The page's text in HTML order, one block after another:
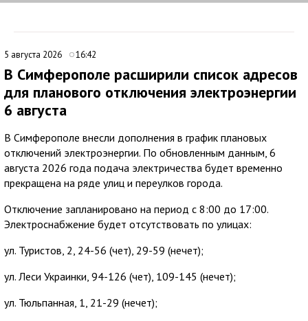
5 августа 2026 16:42
В Симферополе расширили список адресов
для планового отключения электроэнергии
6 августа
В Симферополе внесли дополнения в график плановых
отключений электроэнергии. По обновленным данным, 6
августа 2026 года подача электричества будет временно
прекращена на ряде улиц и переулков города.
Отключение запланировано на период с 8:00 до 17:00.
Электроснабжение будет отсутствовать по улицах:
ул. Туристов, 2, 24-56 (чет), 29-59 (нечет);
ул. Леси Украинки, 94-126 (чет), 109-145 (нечет);
ул. Тюльпанная, 1, 21-29 (нечет);